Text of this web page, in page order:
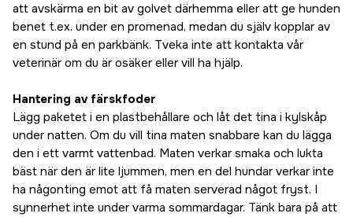
att avskärma en bit av golvet därhemma eller att ge hunden
benet t.ex. under en promenad, medan du själv kopplar av
en stund på en parkbänk. Tveka inte att kontakta vår
veterinär om du är osäker eller vill ha hjälp.
Hantering av färskfoder
Lägg paketet i en plastbehållare och låt det tina i kylskåp
under natten. Om du vill tina maten snabbare kan du lägga
den i ett varmt vattenbad. Maten verkar smaka och lukta
bäst när den är lite ljummen, men en del hundar verkar inte
ha någonting emot att få maten serverad något fryst. I
synnerhet inte under varma sommardagar. Tänk bara på att